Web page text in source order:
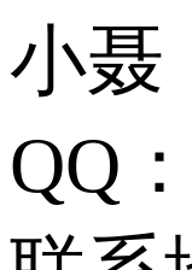
小聂
QQ：